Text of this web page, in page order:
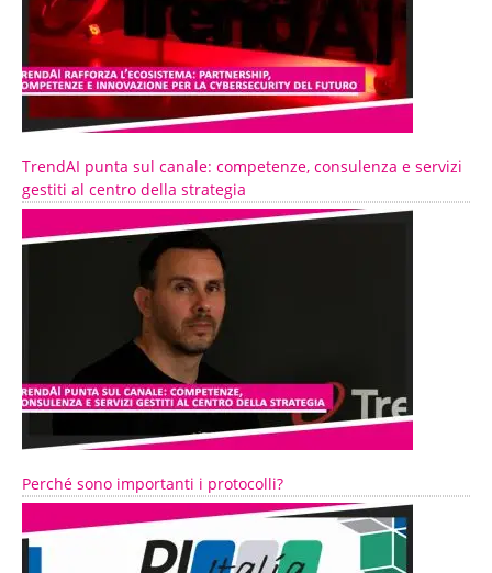
TrendAI punta sul canale: competenze, consulenza e servizi
gestiti al centro della strategia
Perché sono importanti i protocolli?